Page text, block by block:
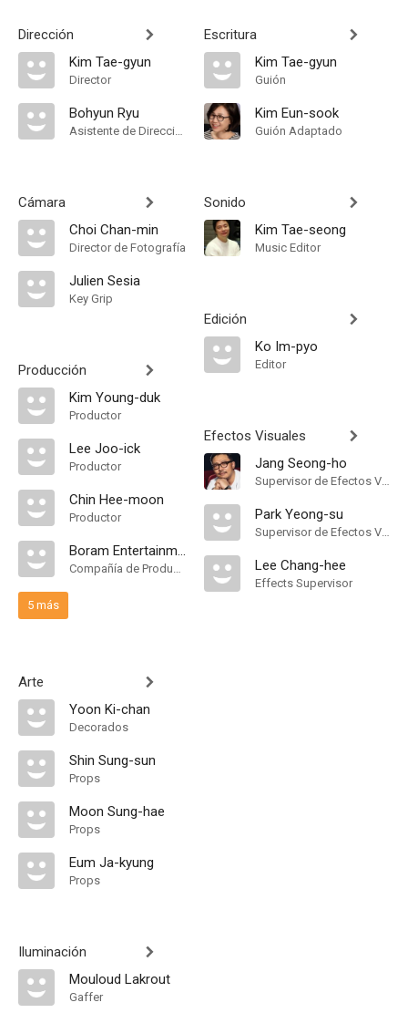
Dirección
Kim Tae-gyun
Director
Bohyun Ryu
Asistente de Dirección
Cámara
Choi Chan-min
Director de Fotografía
Julien Sesia
Key Grip
Producción
Kim Young-duk
Productor
Lee Joo-ick
Productor
Chin Hee-moon
Productor
Boram Entertainment
Compañía de Produccion
5 más
Arte
Yoon Ki-chan
Decorados
Shin Sung-sun
Props
Moon Sung-hae
Props
Eum Ja-kyung
Props
Iluminación
Mouloud Lakrout
Gaffer
Escritura
Kim Tae-gyun
Guión
Kim Eun-sook
Guión Adaptado
Sonido
Kim Tae-seong
Music Editor
Edición
Ko Im-pyo
Editor
Efectos Visuales
Jang Seong-ho
Supervisor de Efectos Visuales
Park Yeong-su
Supervisor de Efectos Visuales
Lee Chang-hee
Effects Supervisor